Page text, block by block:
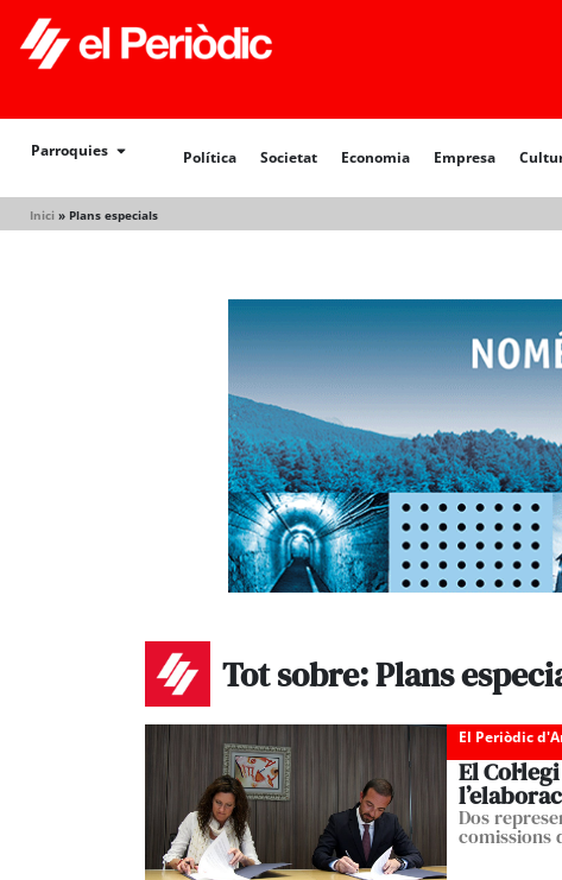
Parroquies Política Societat Economia Empresa
Inici » Plans especials
Política Societat
Tot sobre: Plans
El Periòdic
El
Dos
comissions